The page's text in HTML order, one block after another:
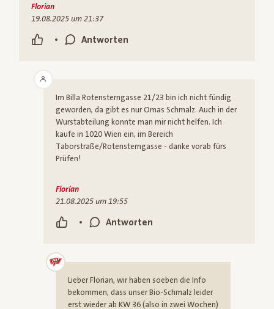
• Antworten
Florian
19.08.2025 um 21:37
Im Billa Rotensterngasse 21/23 bin ich nicht fündig
geworden, da gibt es nur Omas Schmalz. Auch in der
Wurstabteilung konnte man mir nicht helfen. Ich
kaufe in 1020 Wien ein, im Bereich
Taborstraße/Rotensterngasse - danke vorab fürs
Prüfen!
• Antworten
Florian
21.08.2025 um 19:55
Lieber Florian, wir haben soeben die Info
bekommen, dass unser Bio-Schmalz leider
erst wieder ab KW 36 (also in zwei Wochen)